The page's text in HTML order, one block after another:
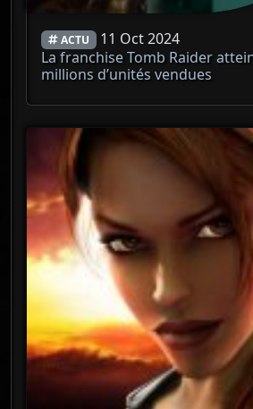
ACTU 11 Oct 2024
La franchise Tomb Raider
millions d’unités vendues